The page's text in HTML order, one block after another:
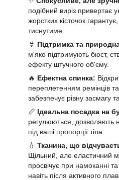
подібний виріз привертає
жорстких кісточок
тиснутиме.
👙 Підтримка та
м'яко підтримують бюст,
ефекту штучного об'єму.
🔥 Ефектна спинка:
переплетенням ремінців
забезпечує рівну засмагу
📏 Ідеальна посадка на
регулюються, дозволяють
під ваші пропорції тіла.
💧 Тканина, що
Щільний, але еластичний
просвічує при намоканні
навіть після активного